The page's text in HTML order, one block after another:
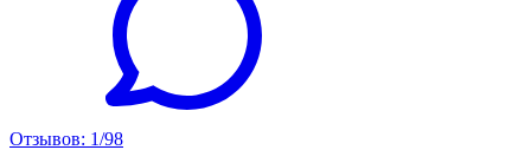
Отзывов: 1/98